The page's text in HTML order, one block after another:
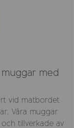
med
vid matbordet
Våra muggar
tillverkade av